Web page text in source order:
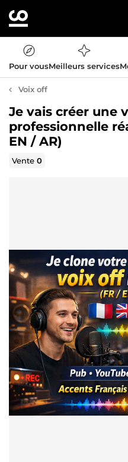
Pour vousMeilleurs services
Voix off
Je vais créer une
professionnelle
EN / AR)
Vente0